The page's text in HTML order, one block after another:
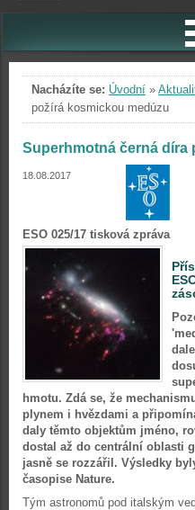
Nacházíte se: Úvodní »
požírá kosmickou medúzu
Superhmotná černá díra
18.08.2017
ESO 025/17 tisková zpráva
hmotu. Zdá se, že
plynem i hvězdami a
daly těmto objektům jméno,
dostal až do centrální oblasti
jasně se rozzářil. Výsledky
časopise Nature.
Tým astronomů pod italským